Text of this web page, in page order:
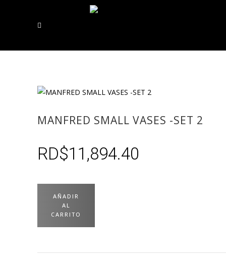
MANFRED SMALL VASES -SET 2
RD$11,894.40
AÑADIR
AL
CARRITO